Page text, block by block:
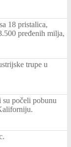
18 pristalica,
pređenih milja,
trupe u
počeli pobunu